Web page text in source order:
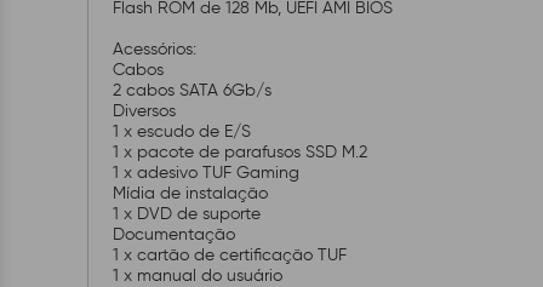
Flash ROM de 128 Mb, UEFI AMI BIOS
Acessórios:
Cabos
2 cabos SATA 6Gb/s
Diversos
1 x escudo de E/S
1 x pacote de parafusos SSD M.2
1 x adesivo TUF Gaming
Mídia de instalação
1 x DVD de suporte
Documentação
1 x cartão de certificação TUF
1 x manual do usuário